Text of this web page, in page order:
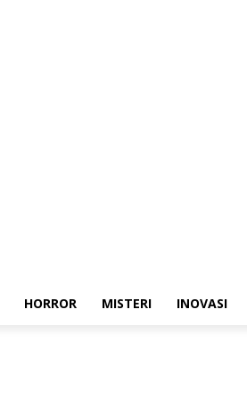
HORROR MISTERI INOVASI